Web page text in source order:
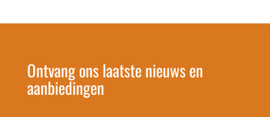
Ontvang ons laatste nieuws en
aanbiedingen